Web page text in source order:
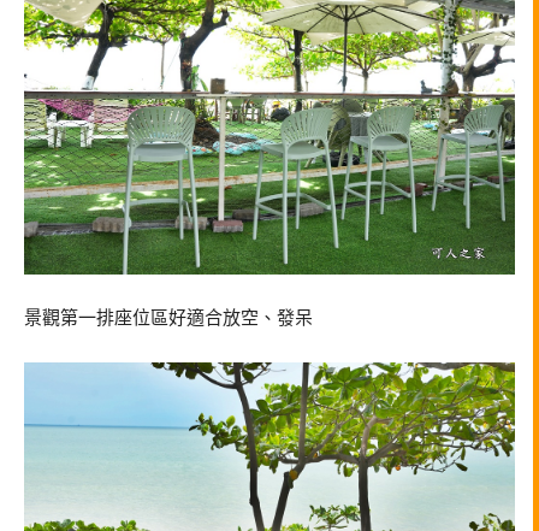
景觀第一排座位區好適合放空、發呆